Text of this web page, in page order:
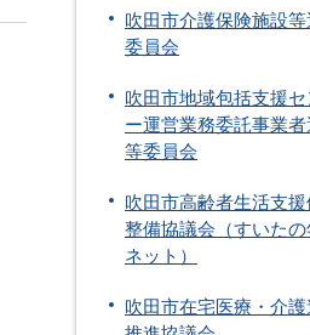
吹田市介護保険施設等
委員会
吹田市地域包括支援セ
ー運営業務委託事業者
等委員会
吹田市高齢者生活支援
整備協議会（すいたの
ネット）
吹田市在宅医療・介